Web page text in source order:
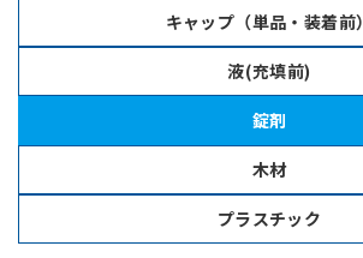
キャップ（単品・装着前）
液(充填前)
錠剤
木材
プラスチック